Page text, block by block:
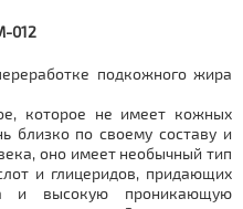
012
подкожного жира
которое не имеет кожных
близко по своему составу и
оно имеет необычный тип
и глицеридов, придающих
и высокую проникающую